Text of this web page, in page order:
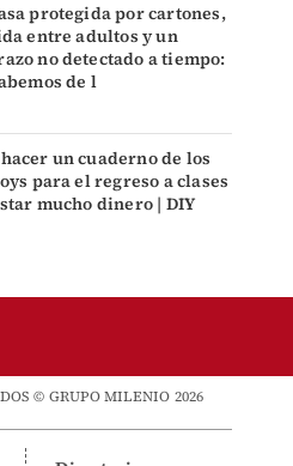
protegida por cartones,
entre adultos y un
no detectado a tiempo:
de l
un cuaderno de los
para el regreso a clases
mucho dinero | DIY
© GRUPO MILENIO 2026